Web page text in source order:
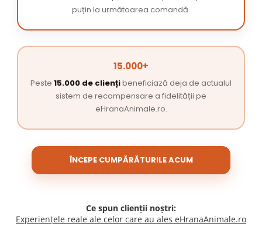
puțin la următoarea comandă.
15.000+
Peste 15.000 de cliențibeneficiază deja de actualul
sistem de recompensare a fidelității pe
eHranaAnimale.ro.
ÎNCEPE CUMPĂRĂTURILE ACUM
Ce spun clienții noștri:
Experiențele reale ale celor care au ales eHranaAnimale.ro